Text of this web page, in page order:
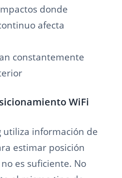
donde
afecta
constantemente
WiFi
utiliza información de
estimar posición
es suficiente. No